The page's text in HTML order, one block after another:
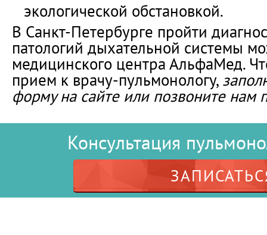
экологической обстановкой.
В Санкт-Петербурге пройти
патологий дыхательной системы
медицинского центра АльфаМед.
прием к врачу-пульмонологу,
форму на сайте или позвоните нам
Консультация